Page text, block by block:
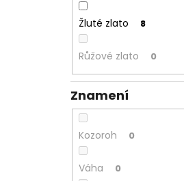
Žluté zlato 8
Růžové zlato 0
Znamení
Kozoroh 0
Váha 0